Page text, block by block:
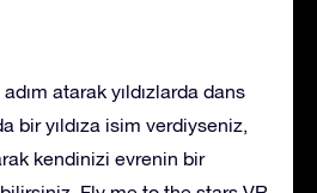
atarak yıldızlarda dans
bir yıldıza isim verdiyseniz,
kendinizi evrenin bir